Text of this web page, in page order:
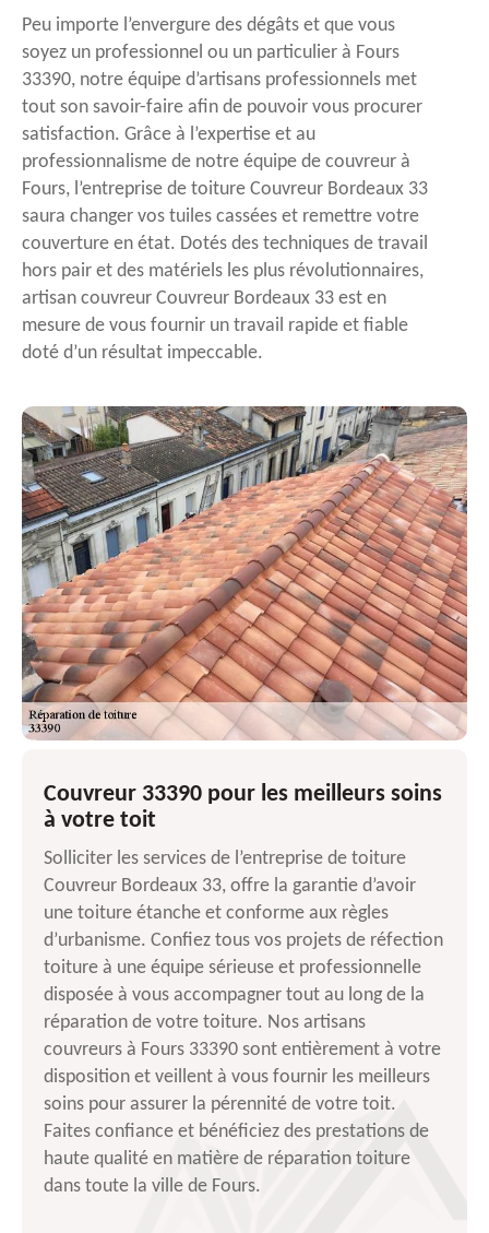
Peu importe l’envergure des dégâts et que vous
soyez un professionnel ou un particulier à Fours
33390, notre équipe d’artisans professionnels met
tout son savoir-faire afin de pouvoir vous procurer
satisfaction. Grâce à l’expertise et au
professionnalisme de notre équipe de couvreur à
Fours, l’entreprise de toiture Couvreur Bordeaux 33
saura changer vos tuiles cassées et remettre votre
couverture en état. Dotés des techniques de travail
hors pair et des matériels les plus révolutionnaires,
artisan couvreur Couvreur Bordeaux 33 est en
mesure de vous fournir un travail rapide et fiable
doté d’un résultat impeccable.
Couvreur 33390 pour les meilleurs soins
à votre toit
Solliciter les services de l’entreprise de toiture
Couvreur Bordeaux 33, offre la garantie d’avoir
une toiture étanche et conforme aux règles
d’urbanisme. Confiez tous vos projets de réfection
toiture à une équipe sérieuse et professionnelle
disposée à vous accompagner tout au long de la
réparation de votre toiture. Nos artisans
couvreurs à Fours 33390 sont entièrement à votre
disposition et veillent à vous fournir les meilleurs
soins pour assurer la pérennité de votre toit.
Faites confiance et bénéficiez des prestations de
haute qualité en matière de réparation toiture
dans toute la ville de Fours.